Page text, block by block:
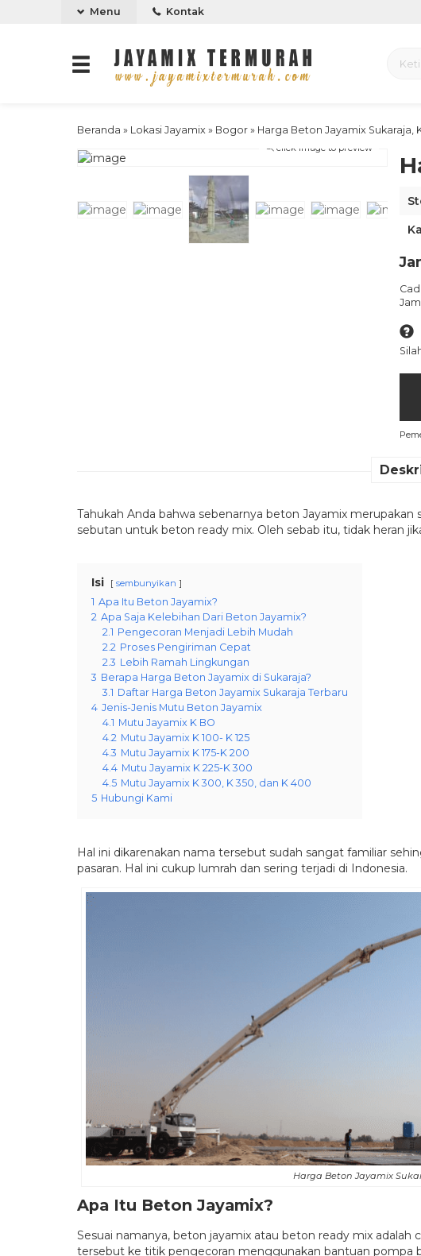
Menu Kontak
Beranda » Lokasi Jayamix » Bogor » Harga Beton Jayamix
click image to preview
Tahukah Anda bahwa sebenarnya beton Jayamix
sebutan untuk beton ready mix. Oleh sebab itu, tidak heran
Isi sembunyikan
1 Apa Itu Beton Jayamix?
2 Apa Saja Kelebihan Dari Beton Jayamix?
2.1 Pengecoran Menjadi Lebih Mudah
2.2 Proses Pengiriman Cepat
2.3 Lebih Ramah Lingkungan
3 Berapa Harga Beton Jayamix di Sukaraja?
3.1 Daftar Harga Beton Jayamix Sukaraja Terbaru
4 Jenis-Jenis Mutu Beton Jayamix
4.1 Mutu Jayamix K BO
4.2 Mutu Jayamix K 100- K 125
4.3 Mutu Jayamix K 175-K 200
4.4 Mutu Jayamix K 225-K 300
4.5 Mutu Jayamix K 300, K 350, dan K 400
5 Hubungi Kami
Hal ini dikarenakan nama tersebut sudah sangat familiar
pasaran. Hal ini cukup lumrah dan sering terjadi di Indonesia.
Harga Beton Jayamix
Apa Itu Beton Jayamix?
Sesuai namanya, beton jayamix atau beton ready mix
tersebut ke titik pengecoran menggunakan bantuan pompa